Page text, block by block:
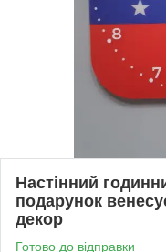
Настінний
подарунок
декор
Готово до відправки